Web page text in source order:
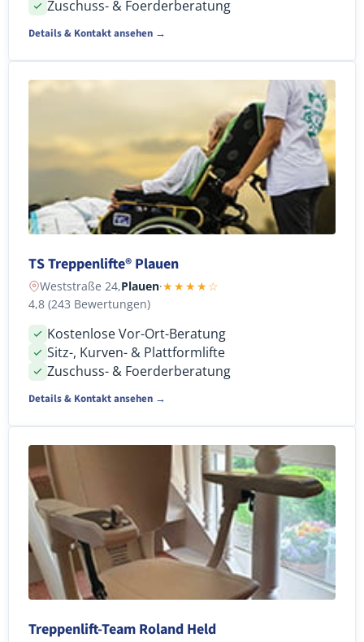
Zuschuss- & Foerderberatung
Details & Kontakt ansehen →
TS Treppenlifte® Plauen
Weststraße 24,Plauen·★★★★☆
4,8 (243 Bewertungen)
Kostenlose Vor-Ort-Beratung
Sitz-, Kurven- & Plattformlifte
Zuschuss- & Foerderberatung
Details & Kontakt ansehen →
Treppenlift-Team Roland Held